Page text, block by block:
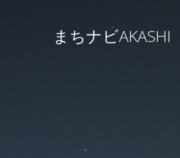
まちナビAKASHI